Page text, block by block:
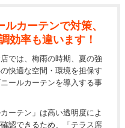
カーテンで対策、
効率も違います！
では、梅雨の時期、夏の強
快適な空間・環境を担保す
ールカーテンを導入する事
ーテン」は高い透明度によ
認できるため、「テラス席